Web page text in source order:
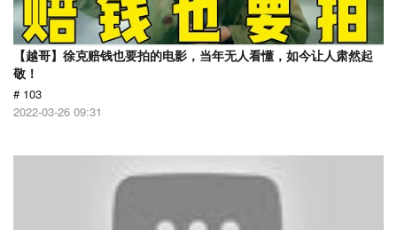
【越哥】徐克赔钱也要拍的电影，当年无人看懂，如今让人肃然起
敬！
# 103
2022-03-26 09:31